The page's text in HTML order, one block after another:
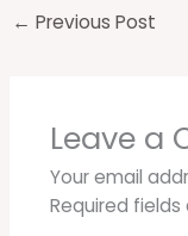
← Previous Post
Leave a
Your email
Required